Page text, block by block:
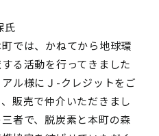
氏
では、かねてから地球環
る活動を行ってきました
ル様にＪ-クレジットをご
販売で仲介いただきまし
者で、脱炭素と本町の森